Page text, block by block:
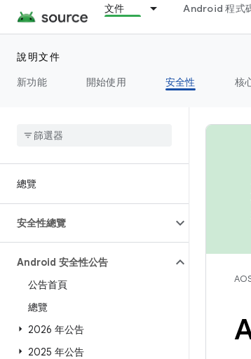
文件 Android 程式
說明文件
新功能
開始使用 安全性 核
總覽
安全性總覽
Android 安全性公告
公告首頁
總覽
2026 年公告
2025 年公告